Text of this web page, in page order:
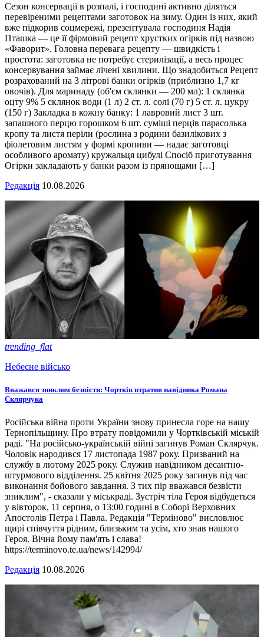
Сезон консервації в розпалі, і господині активно діляться
перевіреними рецептами заготовок на зиму. Один із них, який
вже підкорив соцмережі, презентувала господиня Надія
Пташка — це її фірмовий рецепт хрустких огірків під назвою
«Фаворит». Головна перевага рецепту — швидкість і
простота: заготовка не потребує стерилізації, а весь процес
консервування займає лічені хвилини. Що знадобиться Рецепт
розрахований на 3 літрові банки огірків (приблизно 1,7 кг
овочів). Для маринаду (об'єм склянки — 200 мл): 1 склянка
оцту 9% 5 склянок води (1 л) 2 ст. л. солі (70 г) 5 ст. л. цукру
(150 г) Закладка в кожну банку: 1 лавровий лист 3 шт.
запашного перцю горошком 6 шт. суміші перців парасолька
кропу та листя періли (рослина з родини базилікових з
фіолетовим листям у формі кропиви — надає заготовці
особливого аромату) кружальця цибулі Спосіб приготування
Огірки закладають у банки разом із прянощами […]
Редакція 10.08.2026
trending_flat
Небесне військо
Вважався зниклим безвісти: Чортків втратив навідника Романа
Склярчука
Російська війна проти України знову принесла горе на нашу
Тернопільщину. Про втрату повідомили у Чортківській міській
раді. "На російсько-українській війні загинув Роман Склярчук.
Чоловік народився 17 листопада 1987 року. Призваний на
службу в лютому 2025 року. Служив навідником десантно-
штурмового відділення. 25 квітня 2025 року загинув під час
виконання бойового завдання. З тих пір вважався безвісти
зниклим", - сказали у міськраді. Зустріч тіла Героя відбудеться
у вівторок, 11 серпня, о 13:00 годині в Соборі Верховних
Апостолів Петра і Павла. Редакція "Терміново" висловлює
щирі співчуття рідним, близьким та усім, хто знав нашого
Героя. Вічна йому пам'ять і слава!
https://terminovo.te.ua/news/142994/
Редакція 10.08.2026